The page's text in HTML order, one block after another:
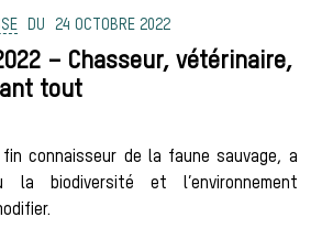
Les acteurs de la
24 OCTOBRE 2022
– Chasseur, vétérinaire,
tout
fin connaisseur de la faune sauvage, a
biodiversité et l’environnement